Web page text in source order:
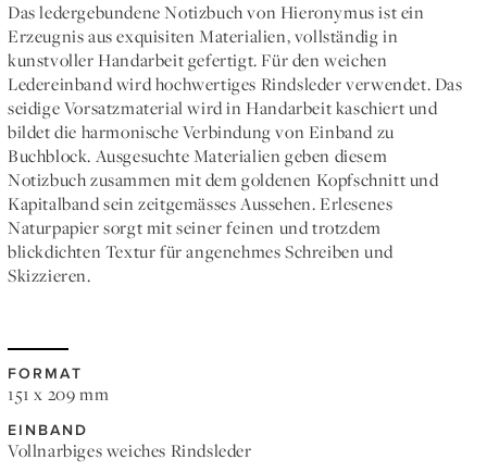
Das ledergebundene Notizbuch von Hieronymus ist ein
Erzeugnis aus exquisiten Materialien, vollständig in
kunstvoller Handarbeit gefertigt. Für den weichen
Ledereinband wird hochwertiges Rindsleder verwendet. Das
seidige Vorsatzmaterial wird in Handarbeit kaschiert und
bildet die harmonische Verbindung von Einband zu
Buchblock. Ausgesuchte Materialien geben diesem
Notizbuch zusammen mit dem goldenen Kopfschnitt und
Kapitalband sein zeitgemässes Aussehen. Erlesenes
Naturpapier sorgt mit seiner feinen und trotzdem
blickdichten Textur für angenehmes Schreiben und
Skizzieren.
FORMAT
151 x 209 mm
EINBAND
Vollnarbiges weiches Rindsleder